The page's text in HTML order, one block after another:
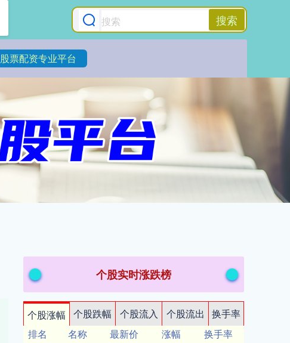
搜索
股票配资专业平台
个股实时涨跌榜
个股涨幅 个股跌幅 个股流入 个股流出
换手率
排名
名称 最新价 涨幅
换手率